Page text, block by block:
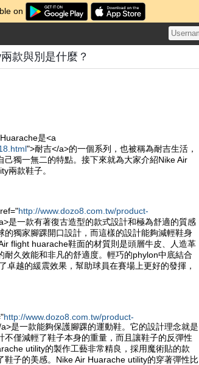
on
款與別是什麼？
是<a
">耐吉</a>的一個系列，也被稱為耐吉生活，
獨一無二的特點。接下來就為大家介紹Nike Air
兩款鞋子。
http://www.dozo8.com.tw/product-
是一款有著復古造型的款式設計和極為舒適的質感
獨家腳踝開口設計，而這樣的設計能夠減輕鞋身
flight huarache鞋面的材質則是頭層牛皮、人造革
久效能和非凡的舒適度。輕巧的phylon中底結合
卓越的緩震效果，幫助球員在賽場上更好的發揮，
http://www.dozo8.com.tw/product-
是一款能夠保護腳踝的運動鞋。它的設計理念就是
僅減輕了鞋子本身的重量，而且讓鞋子的反彈性
utility的製作工藝非常精良，採用魔術貼的款
子的美感。Nike Air Huarache utility的穿著彈性比